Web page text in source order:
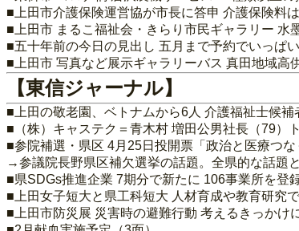
■上田市介護保険運営協が市長に答申 介護保険料
■上田市 まるこ福祉会・きらり市民ギャラリー 水
■五十年前の今日の見出し 五月まで予約でいっぱ
■上田市 写真など展示ギャラリーバス 真田地域高
【東信ジャーナル】
■上田の敬老園、ベトナムから6人 介護福祉士候
■（株）キャステク＝青木村 増田公男社長（79）
■参院補選・県区 4月25日投開票「政治と医療つ
→参議院長野県区補欠選挙の話題。全県的な話題
■県SDGs推進企業 7期分で新たに 106事業所を登
■上田女子短大と県工科短大 人材育成や教育研究で
■上田市防災展 災害時の避難行動 考えるきっかけ